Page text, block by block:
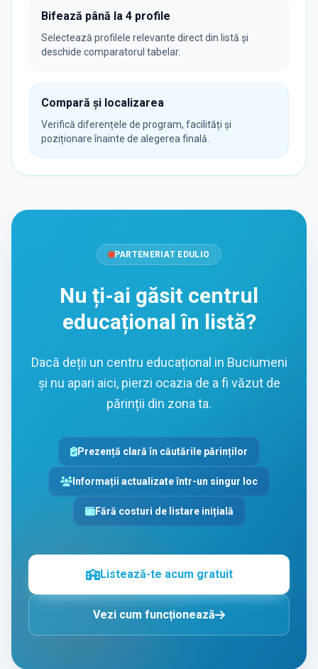
Bifează până la 4 profile
Selectează profilele relevante direct din listă și
deschide comparatorul tabelar.
Compară și localizarea
Verifică diferențele de program, facilități și
poziționare înainte de alegerea finală.
PARTENERIAT EDULIO
Nu ți-ai găsit centrul
educațional în listă?
Dacă deții un centru educațional in Buciumeni
și nu apari aici, pierzi ocazia de a fi văzut de
părinții din zona ta.
Prezență clară în căutările părinților
Informații actualizate într-un singur loc
Fără costuri de listare inițială
Listează-te acum gratuit
Vezi cum funcționează